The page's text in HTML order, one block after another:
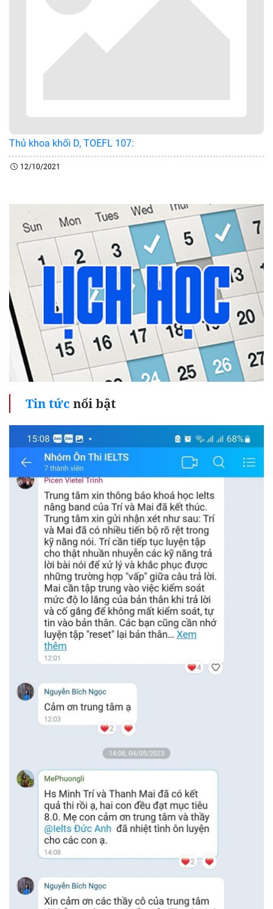
Thủ khoa khối D, TOEFL 107:
12/10/2021
Tin tức nổi bật